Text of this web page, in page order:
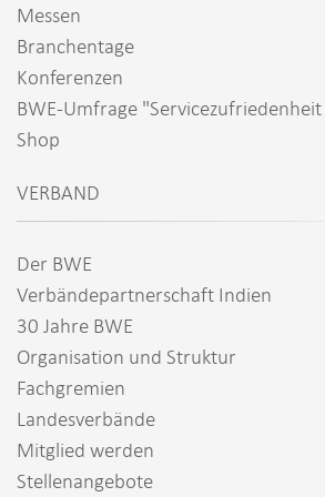
Messen
Branchentage
Konferenzen
BWE-Umfrage
Shop
VERBAND
Der BWE
Verbändepartnerschaft Indien
30 Jahre BWE
Organisation und Struktur
Fachgremien
Landesverbände
Mitglied werden
Stellenangebote